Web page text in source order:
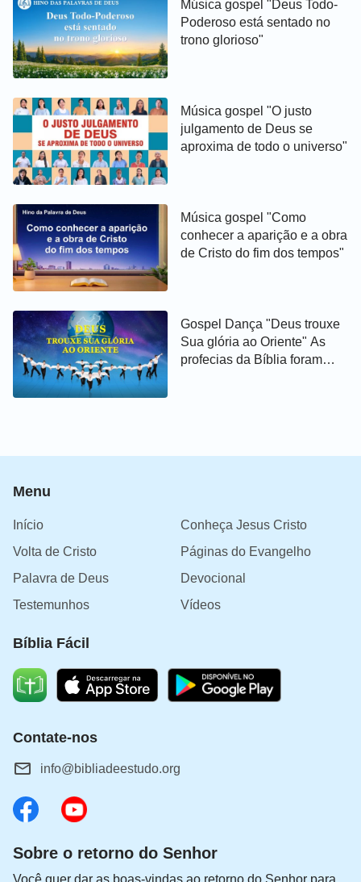
Música gospel "Deus Todo-
Poderoso está sentado no
trono glorioso"
Música gospel "O justo
julgamento de Deus se
aproxima de todo o universo"
Música gospel "Como
conhecer a aparição e a obra
de Cristo do fim dos tempos"
Gospel Dança "Deus trouxe
Sua glória ao Oriente" As
profecias da Bíblia foram
Menu
Início
Conheça Jesus Cristo
Volta de Cristo
Páginas do Evangelho
Palavra de Deus
Devocional
Testemunhos
Vídeos
Bíblia Fácil
Contate-nos
info@bibliadeestudo.org
Sobre o retorno do Senhor
Você quer dar as boas-vindas ao retorno do Senhor para